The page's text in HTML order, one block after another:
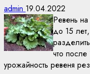
admin 19.04.2022
Ревень
до 15
что
урожайность ревеня